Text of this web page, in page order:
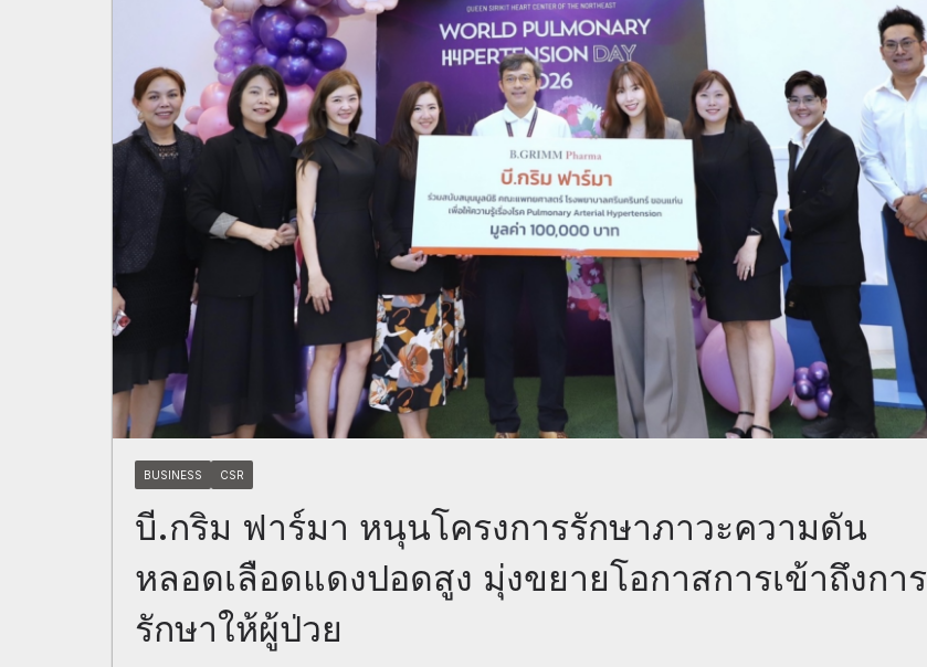
BUSINESS CSR
บี.กริม ฟาร์มา หนุนโครงการรักษาภาวะความดัน
หลอดเลือดแดงปอดสูง มุ่งขยายโอกาสการเข้าถึงการ
รักษาให้ผู้ป่วย